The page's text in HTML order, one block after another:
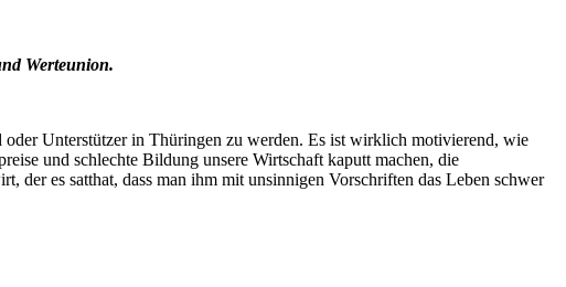
Werteunion.
Unterstützer in Thüringen zu werden. Es ist wirklich motivierend, wie
und schlechte Bildung unsere Wirtschaft kaputt machen, die
der es satthat, dass man ihm mit unsinnigen Vorschriften das Leben schwer